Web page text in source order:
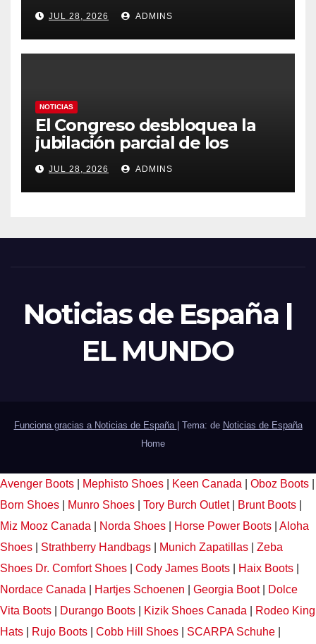
Ávila y al oeste de Madrid
obliga a declarar la
emergencia nacional
JUL 28, 2026 ADMINS
NOTICIAS
El Congreso desbloquea la
jubilación parcial de los
trabajadores laborales del
sector público
JUL 28, 2026 ADMINS
Noticias de España |
EL MUNDO
Funciona gracias a Noticias de España Tema: de Noticias de España
Home
Avenger Boots Mephisto Shoes Keen Canada Oboz Boots
Born Shoes
Munro Shoes Tory Burch Outlet Brunt Boots
Miz Mooz Canada
Norda Shoes Horse Power Boots
Aloha
Shoes
Strathberry Handbags Munich Zapatillas
Zeba
Shoes Dr. Comfort Shoes Cody James Boots Haix Boots
Nordace Canada
Hartjes Schoenen Georgia Boot|
Dolce
Vita Boots
Durango Boots Kizik Shoes Canada
Rodeo King
Hats
Rujo Boots Cobb Hill Shoes SCARPA Schuhe